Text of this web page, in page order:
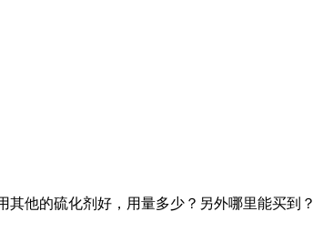
他的硫化剂好，用量多少？另外哪里能买到？